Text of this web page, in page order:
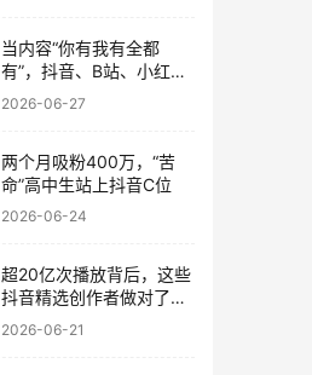
当内容“你有我有全都
有”，抖音、B站、小红书
们还有差异吗？
2026-06-27
两个月吸粉400万，“苦
命”高中生站上抖音C位
2026-06-24
超20亿次播放背后，这些
抖音精选创作者做对了什
么？
2026-06-21